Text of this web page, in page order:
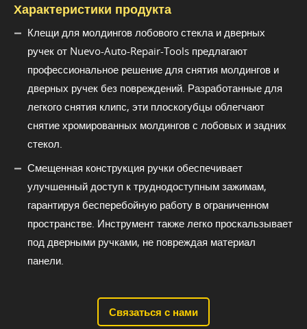
Характеристики продукта
Клещи для молдингов лобового стекла и дверных
ручек от Nuevo-Auto-Repair-Tools предлагают
профессиональное решение для снятия молдингов и
дверных ручек без повреждений. Разработанные для
легкого снятия клипс, эти плоскогубцы облегчают
снятие хромированных молдингов с лобовых и задних
стекол.
Смещенная конструкция ручки обеспечивает
улучшенный доступ к труднодоступным зажимам,
гарантируя бесперебойную работу в ограниченном
пространстве. Инструмент также легко проскальзывает
под дверными ручками, не повреждая материал
панели.
Связаться с нами